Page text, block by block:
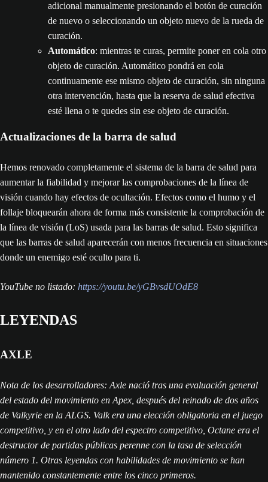
adicional manualmente presionando el botón de curación
de nuevo o seleccionando un objeto nuevo de la rueda de
curación.
Automático: mientras te curas, permite poner en cola otro
objeto de curación. Automático pondrá en cola
continuamente ese mismo objeto de curación, sin ninguna
otra intervención, hasta que la reserva de salud efectiva
esté llena o te quedes sin ese objeto de curación.
Actualizaciones de la barra de salud
Hemos renovado completamente el sistema de la barra de salud para
aumentar la fiabilidad y mejorar las comprobaciones de la línea de
visión cuando hay efectos de ocultación. Efectos como el humo y el
follaje bloquearán ahora de forma más consistente la comprobación de
la línea de visión (LoS) usada para las barras de salud. Esto significa
que las barras de salud aparecerán con menos frecuencia en situaciones
donde un enemigo esté oculto para ti.
YouTube no listado: https://youtu.be/yGBvsdUOdE8
LEYENDAS
AXLE
Nota de los desarrolladores: Axle nació tras una evaluación general
del estado del movimiento en Apex, después del reinado de dos años
de Valkyrie en la ALGS. Valk era una elección obligatoria en el juego
competitivo, y en el otro lado del espectro competitivo, Octane era el
destructor de partidas públicas perenne con la tasa de selección
número 1. Otras leyendas con habilidades de movimiento se han
mantenido constantemente entre los cinco primeros.